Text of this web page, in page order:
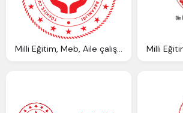
Milli Eğitim, Meb, Aile çalışma Ve Sosyal Hizmetler Bakanlığı Logo